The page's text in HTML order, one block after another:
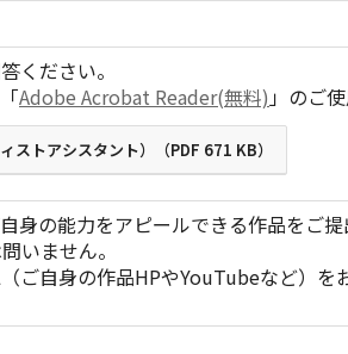
ください。
Adobe Acrobat Reader(無料) 」のご
ストアシスタント）（PDF 671 KB）
身の能力をアピールできる作品をご提
いません。
ご自身の作品HPやYouTubeなど）を